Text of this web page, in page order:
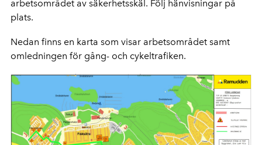
arbetsområdet av säkerhetsskäl. Följ hänvisningar på
plats.
Nedan finns en karta som visar arbetsområdet samt
omledningen för gång- och cykeltrafiken.